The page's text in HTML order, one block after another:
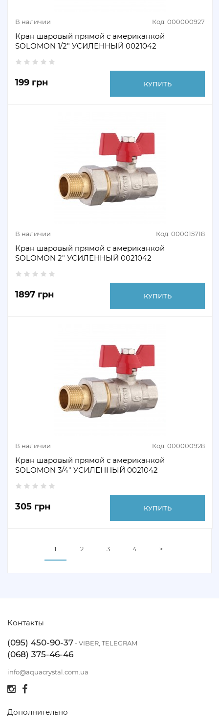
В наличии Код: 000000927
Кран шаровый прямой с американкой
SOLOMON 1/2" УСИЛЕННЫЙ 0021042
199 грн КУПИТЬ
В наличии Код: 000015718
Кран шаровый прямой с американкой
SOLOMON 2" УСИЛЕННЫЙ 0021042
1897 грн КУПИТЬ
В наличии Код: 000000928
Кран шаровый прямой с американкой
SOLOMON 3/4" УСИЛЕННЫЙ 0021042
305 грн КУПИТЬ
1 2 3 4 >
Контакты
(095) 450-90-37- VIBER, TELEGRAM
(068) 375-46-46
info@aquacrystal.com.ua
Дополнительно